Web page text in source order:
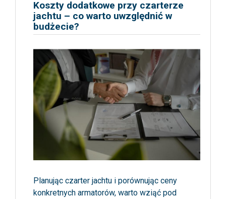
Koszty dodatkowe przy czarterze
jachtu – co warto uwzględnić w
budżecie?
Planując czarter jachtu i porównując ceny
konkretnych armatorów, warto wziąć pod